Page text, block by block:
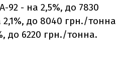
92 - на 2,5%, до 7830
до 8040 грн./тонна
до 6220 грн./тонна.